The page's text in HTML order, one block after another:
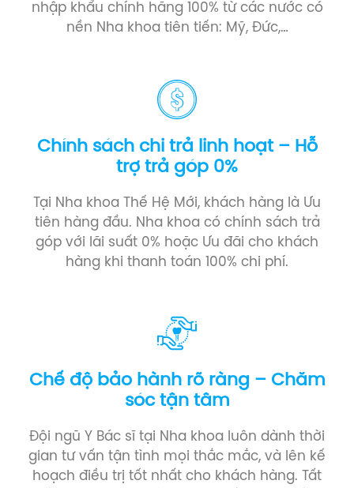
nhập khẩu chính hãng 100% từ các nước có
nền Nha khoa tiên tiến: Mỹ, Đức,…
Chính sách chi trả linh hoạt – Hỗ
trợ trả góp 0%
Tại Nha khoa Thế Hệ Mới, khách hàng là Ưu
tiên hàng đầu. Nha khoa có chính sách trả
góp với lãi suất 0% hoặc Ưu đãi cho khách
hàng khi thanh toán 100% chi phí.
Chế độ bảo hành rõ ràng – Chăm
sóc tận tâm
Đội ngũ Y Bác sĩ tại Nha khoa luôn dành thời
gian tư vấn tận tình mọi thắc mắc, và lên kế
hoạch điều trị tốt nhất cho khách hàng. Tất